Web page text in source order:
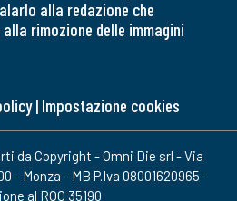
alla redazione che
rimozione delle immagini
| Impostazione cookies
da Copyright - Omni Die srl - Via
- Monza - MB P.Iva 08001620965 -
al ROC 35190